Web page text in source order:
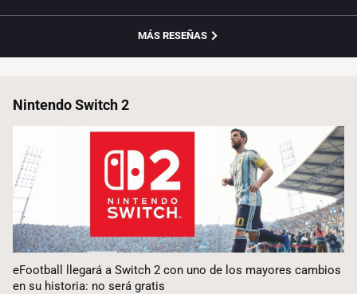
MÁS RESEÑAS
Nintendo Switch 2
eFootball llegará a Switch 2 con uno de los mayores cambios
en su historia: no será gratis